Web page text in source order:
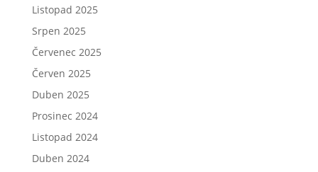
Listopad 2025
Srpen 2025
Červenec 2025
Červen 2025
Duben 2025
Prosinec 2024
Listopad 2024
Duben 2024